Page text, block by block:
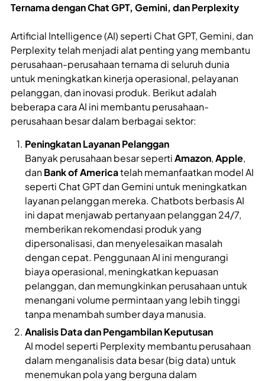
Ternama dengan Chat GPT, Gemini, dan Perplexity
Artificial Intelligence (AI) seperti Chat GPT, Gemini, dan
Perplexity telah menjadi alat penting yang membantu
perusahaan-perusahaan ternama di seluruh dunia
untuk meningkatkan kinerja operasional, pelayanan
pelanggan, dan inovasi produk. Berikut adalah
beberapa cara AI ini membantu perusahaan-
perusahaan besar dalam berbagai sektor:
Peningkatan Layanan Pelanggan
Banyak perusahaan besar sepertiAmazon,Apple,
danBank of Americatelah memanfaatkan model AI
seperti Chat GPT dan Gemini untuk meningkatkan
layanan pelanggan mereka. Chatbots berbasis AI
ini dapat menjawab pertanyaan pelanggan 24/7,
memberikan rekomendasi produk yang
dipersonalisasi, dan menyelesaikan masalah
dengan cepat. Penggunaan AI ini mengurangi
biaya operasional, meningkatkan kepuasan
pelanggan, dan memungkinkan perusahaan untuk
menangani volume permintaan yang lebih tinggi
tanpa menambah sumber daya manusia.
Analisis Data dan Pengambilan Keputusan
AI model seperti Perplexity membantu perusahaan
dalam menganalisis data besar (big data) untuk
menemukan pola yang berguna dalam